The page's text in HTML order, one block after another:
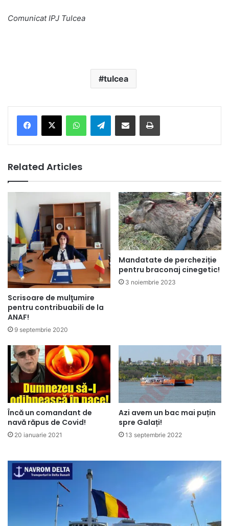
Comunicat IPJ Tulcea
tulcea
Telegram
Related Articles
Scrisoare de mulţumire
pentru contribuabili de la
ANAF!
9 septembrie 2020
Mandatate de percheziție
pentru braconaj cinegetic!
3 noiembrie 2023
Încă un comandant de
navă răpus de Covid!
20 ianuarie 2021
Azi avem un bac mai puțin
spre Galați!
13 septembrie 2022